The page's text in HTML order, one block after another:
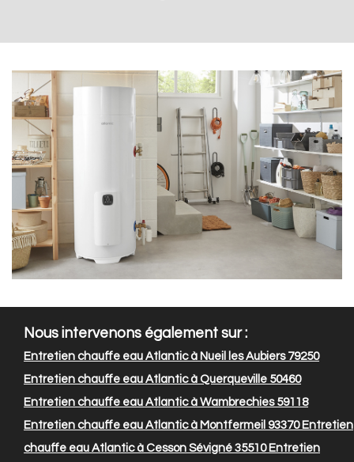
Nous intervenons également sur :
Entretien chauffe eau Atlantic à Nueil les Aubiers 79250
Entretien chauffe eau Atlantic à Querqueville 50460
Entretien chauffe eau Atlantic à Wambrechies 59118
Entretien chauffe eau Atlantic à Montfermeil 93370Entretien
chauffe eau Atlantic à Cesson Sévigné 35510Entretien